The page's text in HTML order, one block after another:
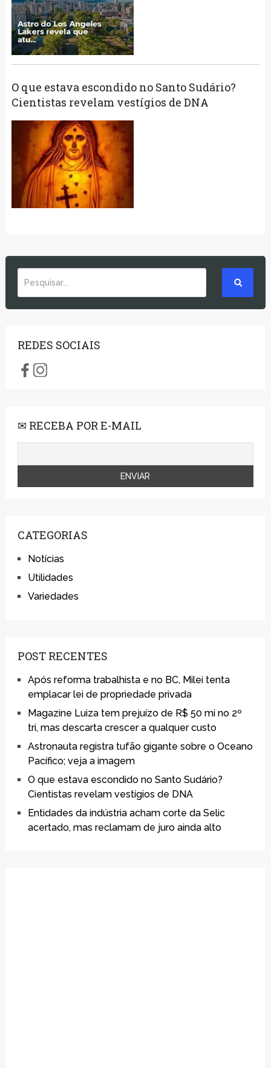
O que estava escondido no Santo Sudário?
Cientistas revelam vestígios de DNA
REDES SOCIAIS
✉ RECEBA POR E-MAIL
CATEGORIAS
Notícias
Utilidades
Variedades
POST RECENTES
Após reforma trabalhista e no BC, Milei tenta
emplacar lei de propriedade privada
Magazine Luiza tem prejuízo de R$ 50 mi no 2º
tri, mas descarta crescer a qualquer custo
Astronauta registra tufão gigante sobre o Oceano
Pacífico; veja a imagem
O que estava escondido no Santo Sudário?
Cientistas revelam vestígios de DNA
Entidades da indústria acham corte da Selic
acertado, mas reclamam de juro ainda alto